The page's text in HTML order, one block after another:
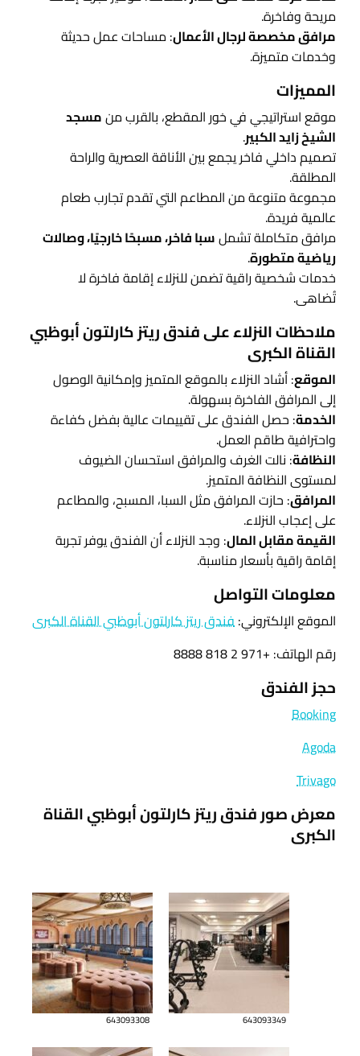
مريحة وفاخرة.
مرافق مخصصة لرجال الأعمال: مساحات عمل حديثة
وخدمات متميزة.
المميزات
موقع استراتيجي في خور المقطع، بالقرب منمسجد
الشيخ زايد الكبير.
تصميم داخلي فاخر يجمع بين الأناقة العصرية والراحة
المطلقة.
مجموعة متنوعة من المطاعم التي تقدم تجارب طعام
عالمية فريدة.
مرافق متكاملة تشملسبا فاخر، مسبحًا خارجيًا، وصالات
رياضية متطورة.
خدمات شخصية راقية تضمن للنزلاء إقامة فاخرة لا
تُضاهى.
ملاحظات النزلاء على فندق ريتز كارلتون أبوظبي
القناة الكبرى
الموقع: أشاد النزلاء بالموقع المتميز وإمكانية الوصول
إلى المرافق الفاخرة بسهولة.
الخدمة: حصل الفندق على تقييمات عالية بفضل كفاءة
واحترافية طاقم العمل.
النظافة: نالت الغرف والمرافق استحسان الضيوف
لمستوى النظافة المتميز.
المرافق: حازت المرافق مثل السبا، المسبح، والمطاعم
على إعجاب النزلاء.
القيمة مقابل المال: وجد النزلاء أن الفندق يوفر تجربة
إقامة راقية بأسعار مناسبة.
معلومات التواصل
الموقع الإلكتروني:فندق ريتز كارلتون أبوظبي القناة الكبرى
رقم الهاتف: +971 2 818 8888
حجز الفندق
Booking
Agoda
Trivago
معرض صور فندق ريتز كارلتون أبوظبي القناة
الكبرى
643093308 643093349